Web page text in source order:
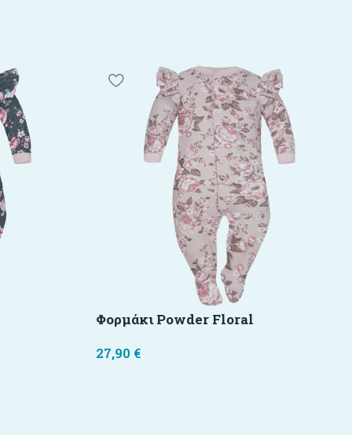
Φορμάκι Powder Floral
27,90 €